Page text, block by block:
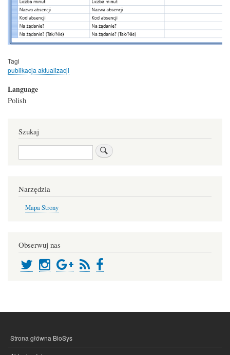
Tagi
publikacja aktualizacji
Language
Polish
Szukaj
Search
Narzędzia
Mapa Strony
Obserwuj nas
MENU
STOPKI
Strona główna BioSys